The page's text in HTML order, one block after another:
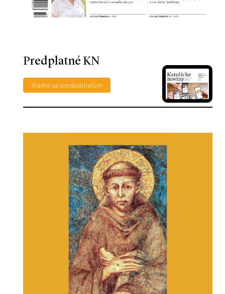
Predplatné KN
Staňte sa predplatiteľom